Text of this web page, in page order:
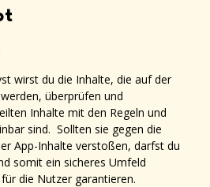
wirst du die Inhalte, die auf der
überprüfen und
Inhalte mit den Regeln und
sind. Sollten sie gegen die
App-Inhalte verstoßen, darfst du
somit ein sicheres Umfeld
die Nutzer garantieren.